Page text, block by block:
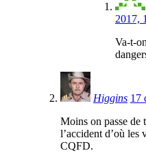
2017,
Va-t-
Higgins 17
Moins on passe de
l’accident d’où
CQFD.